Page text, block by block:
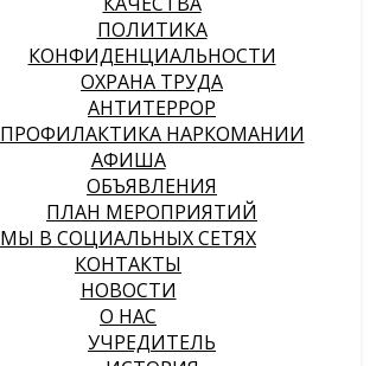
ПОЛИТИКА
КОНФИДЕНЦИАЛЬНОСТИ
ОХРАНА ТРУДА
АНТИТЕРРОР
ПРОФИЛАКТИКА НАРКОМАНИИ
АФИША
ОБЪЯВЛЕНИЯ
ПЛАН МЕРОПРИЯТИЙ
МЫ В СОЦИАЛЬНЫХ СЕТЯХ
КОНТАКТЫ
НОВОСТИ
О НАС
УЧРЕДИТЕЛЬ